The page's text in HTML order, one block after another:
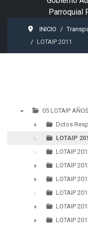
Parroquial
INICIO
LOTAIP 2011
05 LOTAIP
►
Dctos
LOTAIP
LOTAIP
►
LOTAIP
►
LOTAIP
LOTAIP
►
LOTAIP
LOTAIP